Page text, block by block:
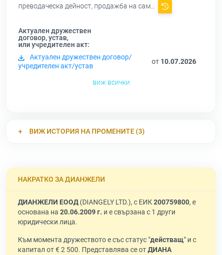
преводаческа дейност, продажба на сам...
Актуален дружествен
договор, устав,
или учредителен акт:
Актуален дружествен договор/
учредителен акт/устав
от 10.07.2026
виж всички
ВИЖ ИСТОРИЯ НА ПРОМЕНИТЕ (3)
НАКРАТКО ЗА ДИАНЖЕЛИ
ДИАНЖЕЛИ ЕООД(DIANGELY LTD.), с ЕИК200759800, е
основана на 20.06.2009 г. и е свързана с 1 други
юридически лица.
Към момента дружеството е със статус "действащ" и с
капитал от € 2 500. Представлява се отДИАНА